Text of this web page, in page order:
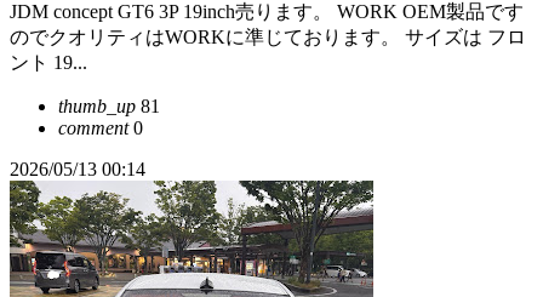
JDM concept GT6 3P 19inch売ります。 WORK OEM製品です
のでクオリティはWORKに準じております。 サイズは フロ
ント 19...
thumb_up 81
comment0
2026/05/13 00:14